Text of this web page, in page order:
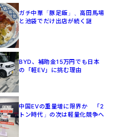
ガチ中華「豚足飯」、高田馬場
と池袋でだけ出店が続く謎
BYD、補助金15万円でも日本
の「軽EV」に挑む理由
中国EVの重量増に限界か 「2
トン時代」の次は軽量化競争へ